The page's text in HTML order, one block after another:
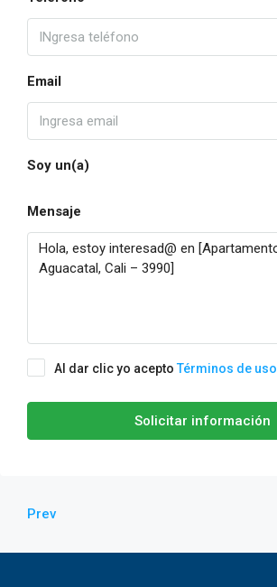
Email
Soy un(a)
Mensaje
Al dar clic yo acepto Términos de uso
Solicitar información
Prev